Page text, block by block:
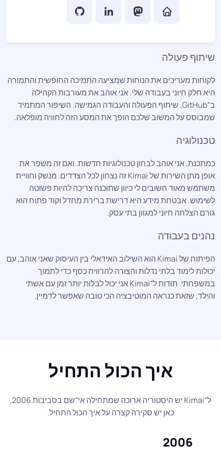
שיתוף פעולה
לקוחות מעריכים את הנוחות שמציעה התמיכה החופשית והתמורה
היא חלק חיוני בעבודה שלי. אני אוהב את מעורבות הקהילה
ב־GitHub, שיתוף הפעולה והעבודה הגמישה. השיפור המתמיד
שמבוסס על המשוב שלכם הופך את המסע הזה לחוויה מופלאה.
טכנולוגיה
כמתכנת, אני אוהב לבחון טכנולוגיות חדשות. ואם זה משפר את
אופן מתן השירות של Kimai זה נצחון לכל הצדדים. מנשק וחוויית
משתמש מאוד חשובים לי כיוון שתוכנה צריכה להיות פשוטה
לשימוש. אבטחת מידע היא דרישת ברירת מחדל וקוד פתוח הוא
גורם הצלחה חיוני למגוון בתי עסק.
נהנים בעבודה
הפיתוח של Kimai הוא השילוב האידאלי בין העיסוק שאני אוהב, עם
יכולות לימוד בלתי נדלות והצורה להרוויח כסף כדי לתמוך
במשפחתי. תודות ל־Kimai אני יכול לבלות יותר זמן עם אשתי
והילד, שזאת כנראה המוטיבציה הכי טובה שאפשר לדמיין.
איך הכול התחיל
ל־Kimai יש היסטוריה ארוכה שמתחילה אי־שם בסביבות 2006,
כאן יש סקירה קצרה על איך הכול התחיל.
2006